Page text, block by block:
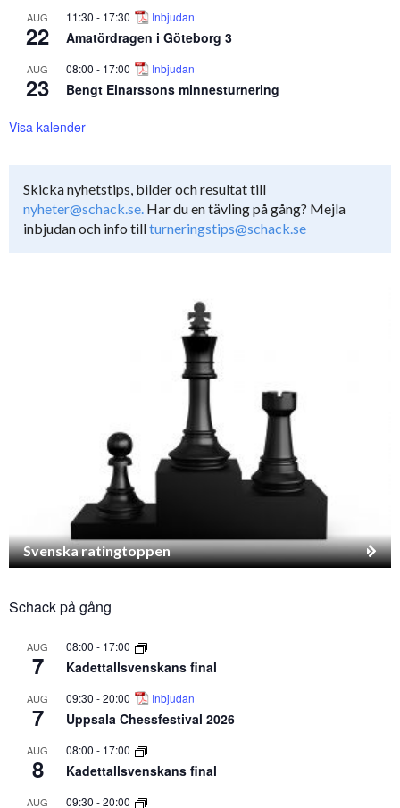
AUG
22
11:30 - 17:30 Inbjudan
Amatördragen i Göteborg 3
AUG
23
08:00 - 17:00 Inbjudan
Bengt Einarssons minnesturnering
Visa kalender
Skicka nyhetstips, bilder och resultat till
nyheter@schack.se. Har du en tävling på gång? Mejla
inbjudan och info tillturneringstips@schack.se
Svenska ratingtoppen
Schack på gång
AUG
7
08:00 - 17:00
Kadettallsvenskans final
AUG
7
09:30 -20:00 Inbjudan
Uppsala Chessfestival 2026
AUG
8
08:00 - 17:00
Kadettallsvenskans final
AUG 09:30 -20:00